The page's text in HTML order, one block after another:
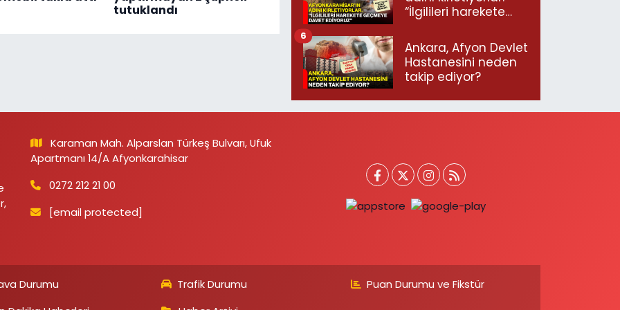
tutuklandı
“İlgilileri harekete
ediyoruz”
Ankara, Afyon Devlet
Hastanesini neden
takip ediyor?
6
Karaman Mah. Alparslan Türkeş Bulvarı, Ufuk
Apartmanı 14/A Afyonkarahisar
0272 212 21 00
[email protected]
Durumu Trafik Durumu
Puan Durumu ve Fikstür